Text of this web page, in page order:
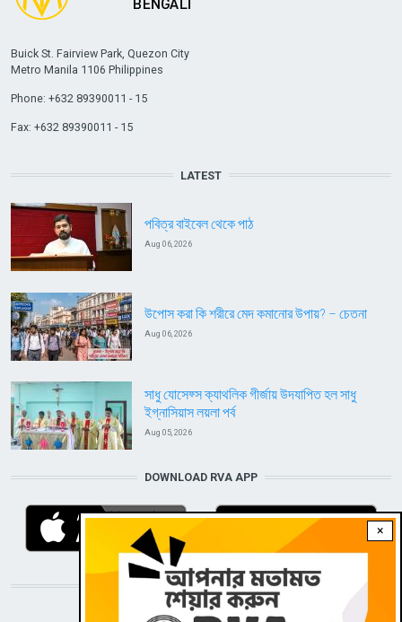
×
Buick St. Fairview Park, Quezon City
Metro Manila 1106 Philippines
Phone: +632 89390011 - 15
Fax: +632 89390011 - 15
LATEST
পবিত্র বাইবেল থেকে পাঠ
Aug 06, 2026
উপোস করা কি শরীরে মেদ কমানোর উপায়? – চেতনা
Aug 06, 2026
সাধু যোসেফ্স ক্যাথলিক গীর্জায় উদযাপিত হল সাধু
ইগ্নাসিয়াস লয়লা পর্ব
Aug 05, 2026
DOWNLOAD RVA APP
STAY CONNECTED WITH US!